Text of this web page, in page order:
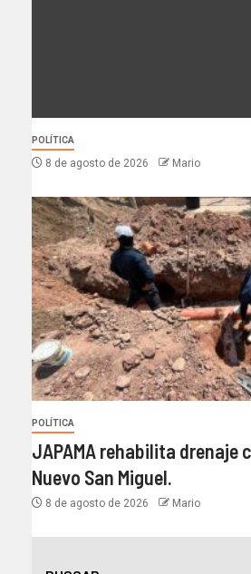
POLÍTICA
8 de agosto de 2026 Mario
POLÍTICA
JAPAMA rehabilita drenaje
Nuevo San Miguel.
8 de agosto de 2026 Mario